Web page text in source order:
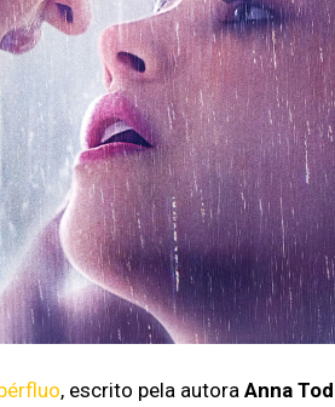
, escrito pela autora Anna